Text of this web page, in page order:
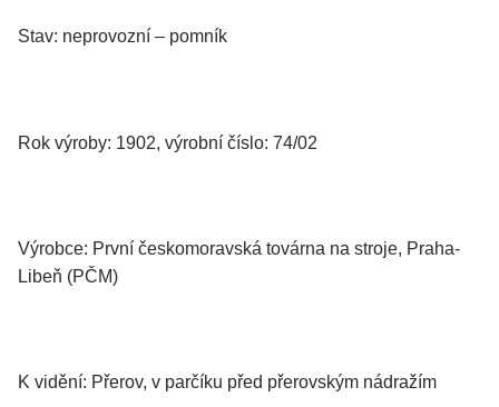
Stav: neprovozní – pomník
Rok výroby: 1902, výrobní číslo: 74/02
Výrobce: První českomoravská továrna na stroje, Praha-
Libeň (PČM)
K vidění: Přerov, v parčíku před přerovským nádražím